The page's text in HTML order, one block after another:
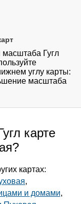
Гугл
углу карты:
масштаба
карте
картах:
,
и домами,